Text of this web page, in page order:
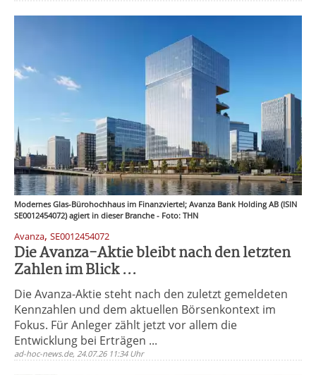
Modernes Glas-Bürohochhaus im Finanzviertel; Avanza Bank Holding AB (ISIN
SE0012454072) agiert in dieser Branche - Foto: THN
Avanza, SE0012454072
Die Avanza-Aktie bleibt nach den letzten
Zahlen im Blick ...
Die Avanza-Aktie steht nach den zuletzt gemeldeten
Kennzahlen und dem aktuellen Börsenkontext im
Fokus. Für Anleger zählt jetzt vor allem die
Entwicklung bei Erträgen ...
ad-hoc-news.de, 24.07.26 11:34 Uhr